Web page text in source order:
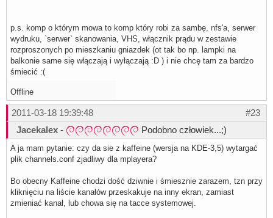
p.s. komp o którym mowa to komp który robi za sambę, nfs'a, serwer
wydruku, `serwer` skanowania, VHS, włącznik prądu w zestawie
rozproszonych po mieszkaniu gniazdek (ot tak bo np. lampki na
balkonie same się włączają i wyłączają :D ) i nie chcę tam za bardzo
śmiecić :(
Offline
#23
2011-03-18 19:39:48
Jacekalex - Podobno człowiek...;)
A ja mam pytanie: czy da sie z kaffeine (wersja na KDE-3,5) wytargać
plik channels.conf zjadliwy dla mplayera?
Bo obecny Kaffeine chodzi dość dziwnie i śmiesznie zarazem, tzn przy
kliknięciu na liście kanałów przeskakuje na inny ekran, zamiast
zmieniać kanał, lub chowa się na tacce systemowej.